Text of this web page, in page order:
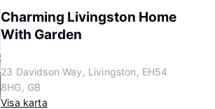
Charming Livingston Home
With Garden
23 Davidson Way, Livingston, EH54
8HG, GB
Visa karta